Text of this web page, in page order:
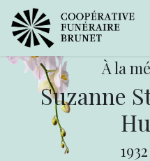
À la
Suzanne
1932